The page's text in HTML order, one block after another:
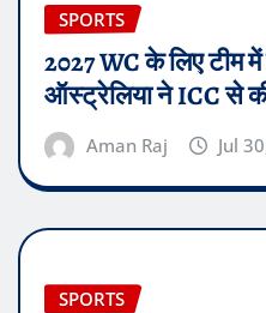
SPORTS
2027 WC के लिए टीम में
ऑस्ट्रेलिया ने ICC से
Aman Raj Jul
SPORTS